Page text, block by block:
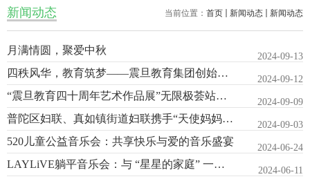
当前位置： 首页 新闻动态 新闻动态
新闻动态
月满情圆，聚爱中秋
2024-09-13
四秩风华，教育筑梦——震旦教育集团创始人张惠莉 《从黎明走向光...
2024-09-12
“震旦教育四十周年艺术作品展”无限极荟站巡展盛大开幕
2024-09-09
普陀区妇联、真如镇街道妇联携手“天使妈妈”举办“星心向融”家...
2024-09-03
520儿童公益音乐会：共享快乐与爱的音乐盛宴
2024-06-24
LAYLiVE躺平音乐会：与 “星星的家庭” 一起享受心灵治愈之旅
2024-06-11